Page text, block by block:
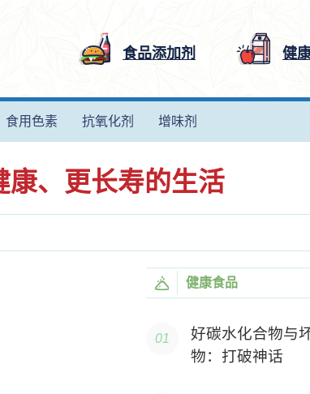
食品添加剂 健
食用色素 抗氧化剂 增味剂
康、更长寿的生活
健康食品
好碳水化合物与
物：打破神话